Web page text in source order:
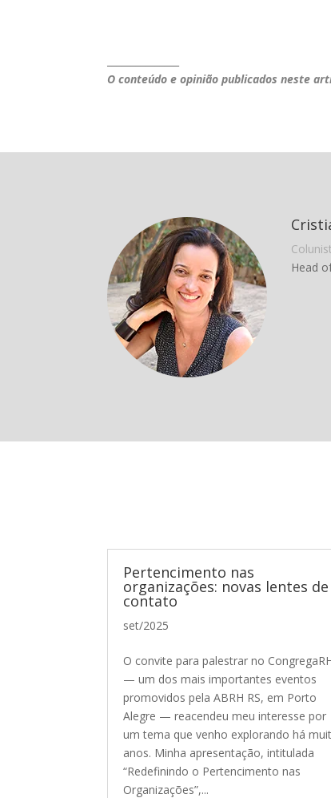
O conteúdo e opinião publicados neste
Head
Pertencimento nas
organizações: novas lentes de
contato
set/2025
O convite para palestrar no
— um dos mais importantes eventos
promovidos pela ABRH RS, em Porto
Alegre — reacendeu meu interesse por
um tema que venho explorando há
anos. Minha apresentação, intitulada
“Redefinindo o Pertencimento nas
Organizações”,...